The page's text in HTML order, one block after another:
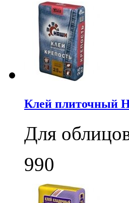
Клей
Для
990